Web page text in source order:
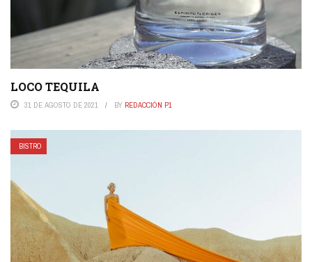
LOCO TEQUILA
31 DE AGOSTO DE 2021 BY REDACCIÓN P1
BISTRO